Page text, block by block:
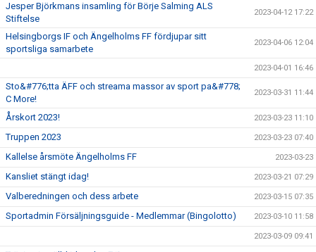
Jesper Björkmans insamling för Börje Salming ALS
Stiftelse
2023-04-12 17:22
Helsingborgs IF och Ängelholms FF fördjupar sitt
sportsliga samarbete
2023-04-06 12:04
2023-04-01 16:46
Sto&#776;tta ÄFF och streama massor av sport pa&#778;
C More!
2023-03-31 11:44
Årskort 2023! 2023-03-23 11:10
Truppen 2023 2023-03-23 07:40
Kallelse årsmöte Ängelholms FF 2023-03-23
Kansliet stängt idag! 2023-03-21 07:29
Valberedningen och dess arbete 2023-03-15 07:35
Sportadmin Försäljningsguide - Medlemmar (Bingolotto) 2023-03-10 11:58
2023-03-09 09:41